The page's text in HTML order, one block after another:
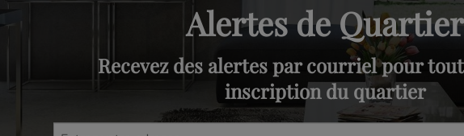
Alertes de Quartier
Recevez des alertes par courriel pour
inscription du quartier